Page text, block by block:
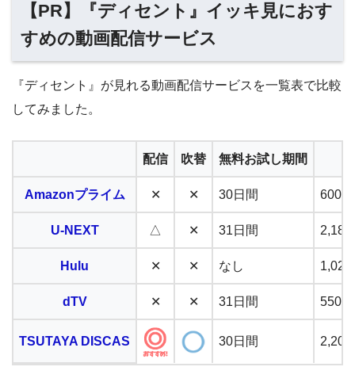
【PR】『ディセント』イッキ見におす
すめの動画配信サービス
『ディセント』が見れる動画配信サービスを一覧表で比較
してみました。
配信 吹替 無料お試し期間
Amazonプライム ✕ ✕ 30日間 600
U-NEXT △ ✕ 31日間
Hulu ✕ ✕ なし
dTV ✕ ✕ 31日間 550
TSUTAYA DISCAS 30日間